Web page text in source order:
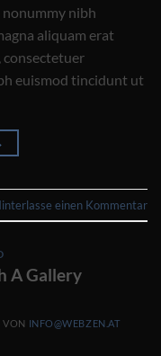
nonummy nibh
aliquam erat
consectetuer
euismod tincidunt ut
einen Kommentar
A Gallery
VON INFO@WEBZEN.AT